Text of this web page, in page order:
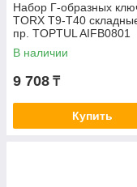
Набор Г-образных
TORX T9-T40
пр. TOPTUL AIFB0801
В наличии
9 708 ₸
Купить